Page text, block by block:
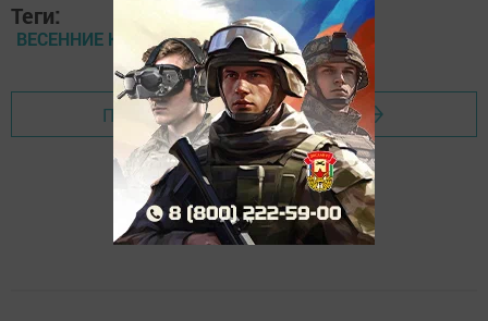
Теги:
ВЕСЕННИЕ КАНИКУЛЫ
Перейти на страницу новости